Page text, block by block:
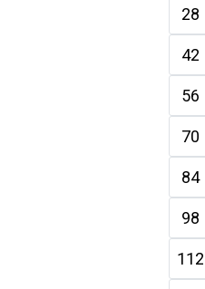
28
42
56
70
84
98
112